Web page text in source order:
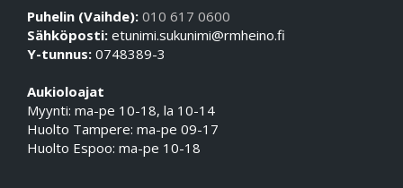
Puhelin (Vaihde): 010 617 0600
Sähköposti: etunimi.sukunimi@rmheino.fi
Y-tunnus: 0748389-3
Aukioloajat
Myynti: ma-pe 10-18, la 10-14
Huolto Tampere: ma-pe 09-17
Huolto Espoo: ma-pe 10-18